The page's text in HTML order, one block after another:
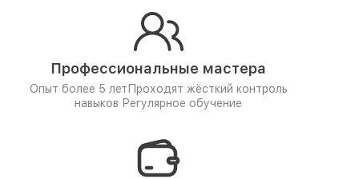
Профессиональные мастера
Опыт более 5 лет Проходят жёсткий контроль
навыков Регулярное обучение